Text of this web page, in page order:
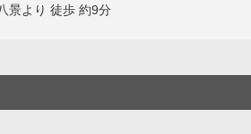
景より 徒歩 約9分